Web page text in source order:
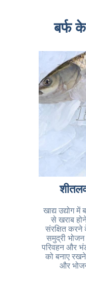
बर्फ
खाद्य उद्योग
से खराब
संरक्षित करने
समुद्री
परिवहन और
को बनाए
और